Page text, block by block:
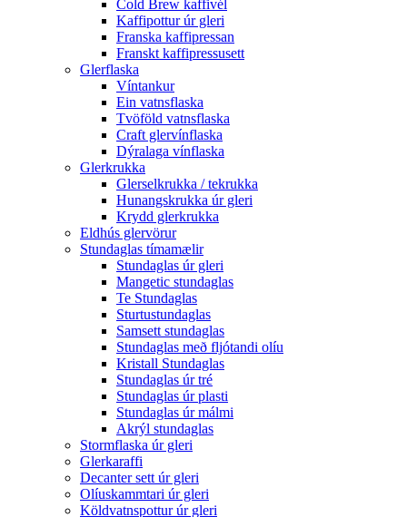
Cold Brew kaffivél
Kaffipottur úr gleri
Franska kaffipressan
Franskt kaffipressusett
Glerflaska
Víntankur
Ein vatnsflaska
Tvöföld vatnsflaska
Craft glervínflaska
Dýralaga vínflaska
Glerkrukka
Glerselkrukka / tekrukka
Hunangskrukka úr gleri
Krydd glerkrukka
Eldhús glervörur
Stundaglas tímamælir
Stundaglas úr gleri
Mangetic stundaglas
Te Stundaglas
Sturtustundaglas
Samsett stundaglas
Stundaglas með fljótandi olíu
Kristall Stundaglas
Stundaglas úr tré
Stundaglas úr plasti
Stundaglas úr málmi
Akrýl stundaglas
Stormflaska úr gleri
Glerkaraffi
Decanter sett úr gleri
Olíuskammtari úr gleri
Köldvatnspottur úr gleri